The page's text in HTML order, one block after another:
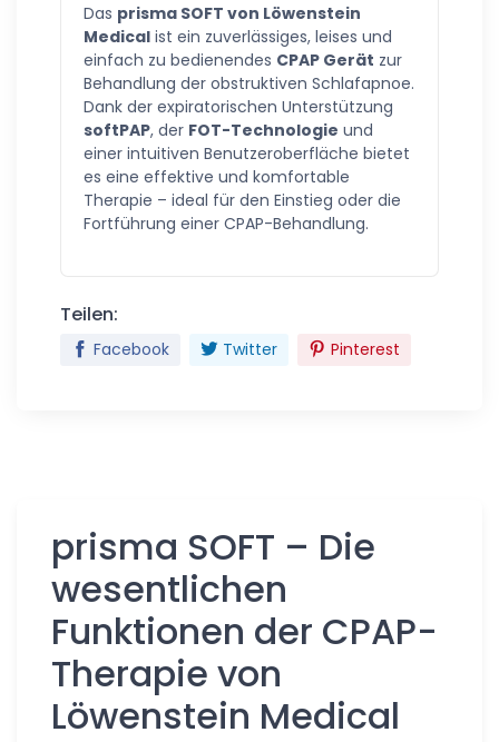
Das prisma SOFT von Löwenstein
Medical ist ein zuverlässiges, leises und
einfach zu bedienendes CPAP Gerät zur
Behandlung der obstruktiven Schlafapnoe.
Dank der expiratorischen Unterstützung
softPAP, der FOT-Technologie und
einer intuitiven Benutzeroberfläche bietet
es eine effektive und komfortable
Therapie – ideal für den Einstieg oder die
Fortführung einer CPAP-Behandlung.
Teilen:
Facebook Twitter Pinterest
prisma SOFT – Die
wesentlichen
Funktionen der CPAP-
Therapie von
Löwenstein Medical